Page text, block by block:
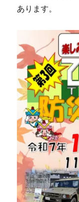
あります。